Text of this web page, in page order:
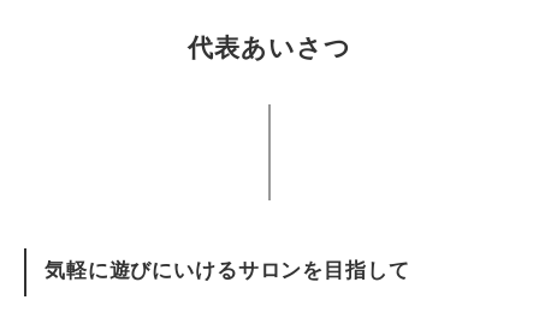
代表あいさつ
気軽に遊びにいけるサロンを目指して